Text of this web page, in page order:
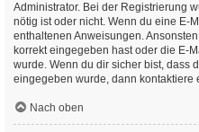
Administrator. Bei der Registrierung
nötig ist oder nicht. Wenn du eine E-
enthaltenen Anweisungen.
korrekt eingegeben hast oder die E-
wurde. Wenn du dir sicher bist, dass
eingegeben wurde, dann kontaktiere
Nach oben